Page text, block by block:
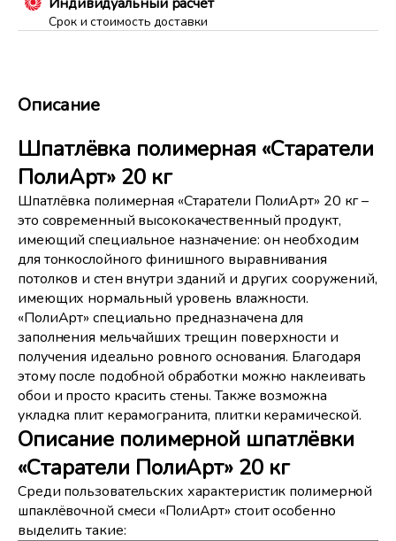
Срок и стоимость доставки
Описание
Шпатлёвка полимерная «Старатели
ПолиАрт» 20 кг
Шпатлёвка полимерная «Старатели ПолиАрт» 20 кг –
это современный высококачественный продукт,
имеющий специальное назначение: он необходим
для тонкослойного финишного выравнивания
потолков и стен внутри зданий и других сооружений,
имеющих нормальный уровень влажности.
«ПолиАрт» специально предназначена для
заполнения мельчайших трещин поверхности и
получения идеально ровного основания. Благодаря
этому после подобной обработки можно наклеивать
обои и просто красить стены. Также возможна
укладка плит керамогранита, плитки керамической.
Описание полимерной шпатлёвки
«Старатели ПолиАрт» 20 кг
Среди пользовательских характеристик полимерной
шпаклёвочной смеси «ПолиАрт» стоит особенно
выделить такие: